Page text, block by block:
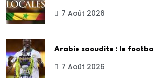
7 Août 2026
Arabie saoudite : le football
7 Août 2026